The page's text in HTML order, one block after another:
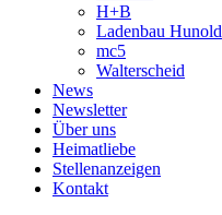
H+B
Ladenbau Hunold
mc5
Walterscheid
News
Newsletter
Über uns
Heimatliebe
Stellenanzeigen
Kontakt